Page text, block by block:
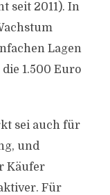
seit 2011). In
Lagen
1.500 Euro
sei auch für
und
Käufer
Für